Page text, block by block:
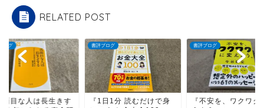
RELATED POST
ログ
面目な人は長生きす
書評ブログ
『1日1分 読むだけで身
書評ブログ
『不安を、ワクワク